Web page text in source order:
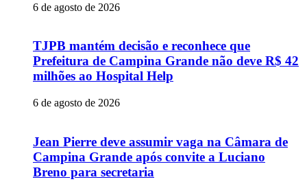
6 de agosto de 2026
TJPB mantém decisão e reconhece que
Prefeitura de Campina Grande não deve R$ 42
milhões ao Hospital Help
6 de agosto de 2026
Jean Pierre deve assumir vaga na Câmara de
Campina Grande após convite a Luciano
Breno para secretaria